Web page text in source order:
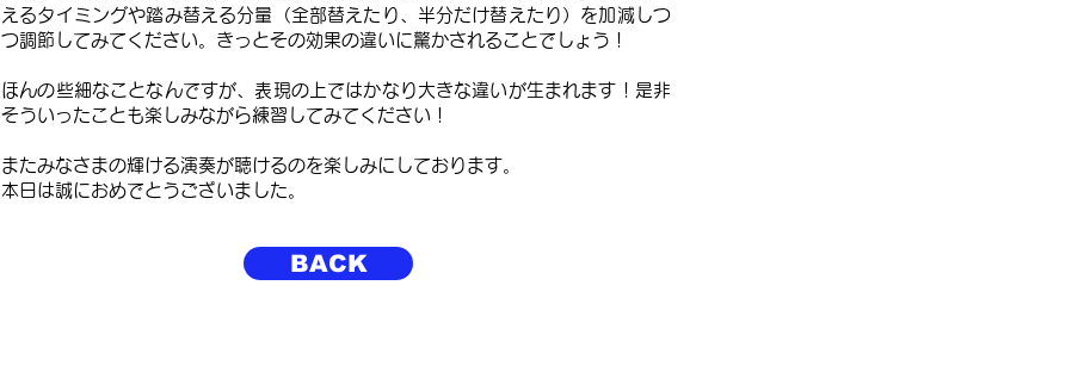
えるタイミングや踏み替える分量（全部替えたり、半分だけ替えたり）を加減しつ
つ調節してみてください。きっとその効果の違いに驚かされることでしょう！
ほんの些細なことなんですが、表現の上ではかなり大きな違いが生まれます！是非
そういったことも楽しみながら練習してみてください！
またみなさまの輝ける演奏が聴けるのを楽しみにしております。
本日は誠におめでとうございました。
BACK